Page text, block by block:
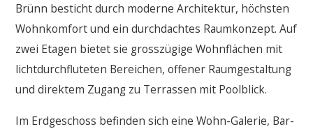
Brünn besticht durch moderne Architektur, höchsten
Wohnkomfort und ein durchdachtes Raumkonzept. Auf
zwei Etagen bietet sie grosszügige Wohnflächen mit
lichtdurchfluteten Bereichen, offener Raumgestaltung
und direktem Zugang zu Terrassen mit Poolblick.
Im Erdgeschoss befinden sich eine Wohn-Galerie, Bar-